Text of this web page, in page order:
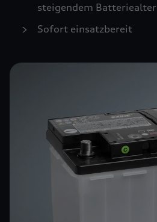
steigendem Batteriealter
Sofort einsatzbereit